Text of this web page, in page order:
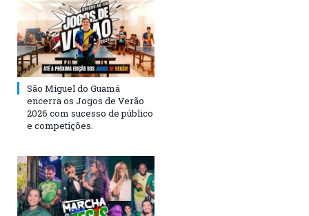
São Miguel do Guamá
encerra os Jogos de Verão
2026 com sucesso de público
e competições.